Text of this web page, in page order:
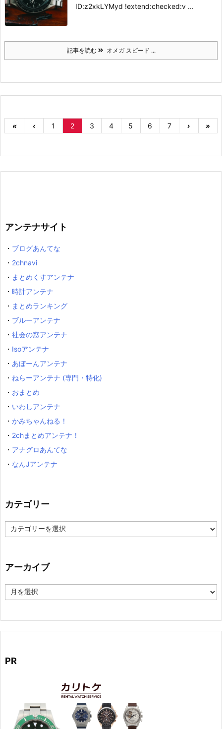
ID:z2xkLYMyd !extend:checked:v ...
記事を読む オメガ スピード ...
« ‹ 1 2 3 4 5 6 7 › »
アンテナサイト
・ ブログあんてな
・ 2chnavi
・ まとめくすアンテナ
・ 時計アンテナ
・ まとめランキング
・ ブルーアンテナ
・ 社会の窓アンテナ
・ Isoアンテナ
・ あぼーんアンテナ
・ ねらーアンテナ (専門・特化)
・ おまとめ
・ いわしアンテナ
・ かみちゃんねる！
・ 2chまとめアンテナ！
・ アナグロあんてな
・ なんJアンテナ
カテゴリー
テ
ー
アーカイブ
ー
PR